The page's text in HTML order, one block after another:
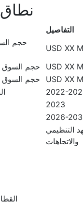
التفاصيل
حجم
USD XX
حجم السوق في
USD XX
حجم السوق في
USD XX
2022-
2023
2026-
التنظيمي
والاتجاهات